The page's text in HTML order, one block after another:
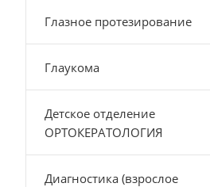
Глазное протезирование
Глаукома
Детское отделение
ОРТОКЕРАТОЛОГИЯ
Диагностика (взрослое